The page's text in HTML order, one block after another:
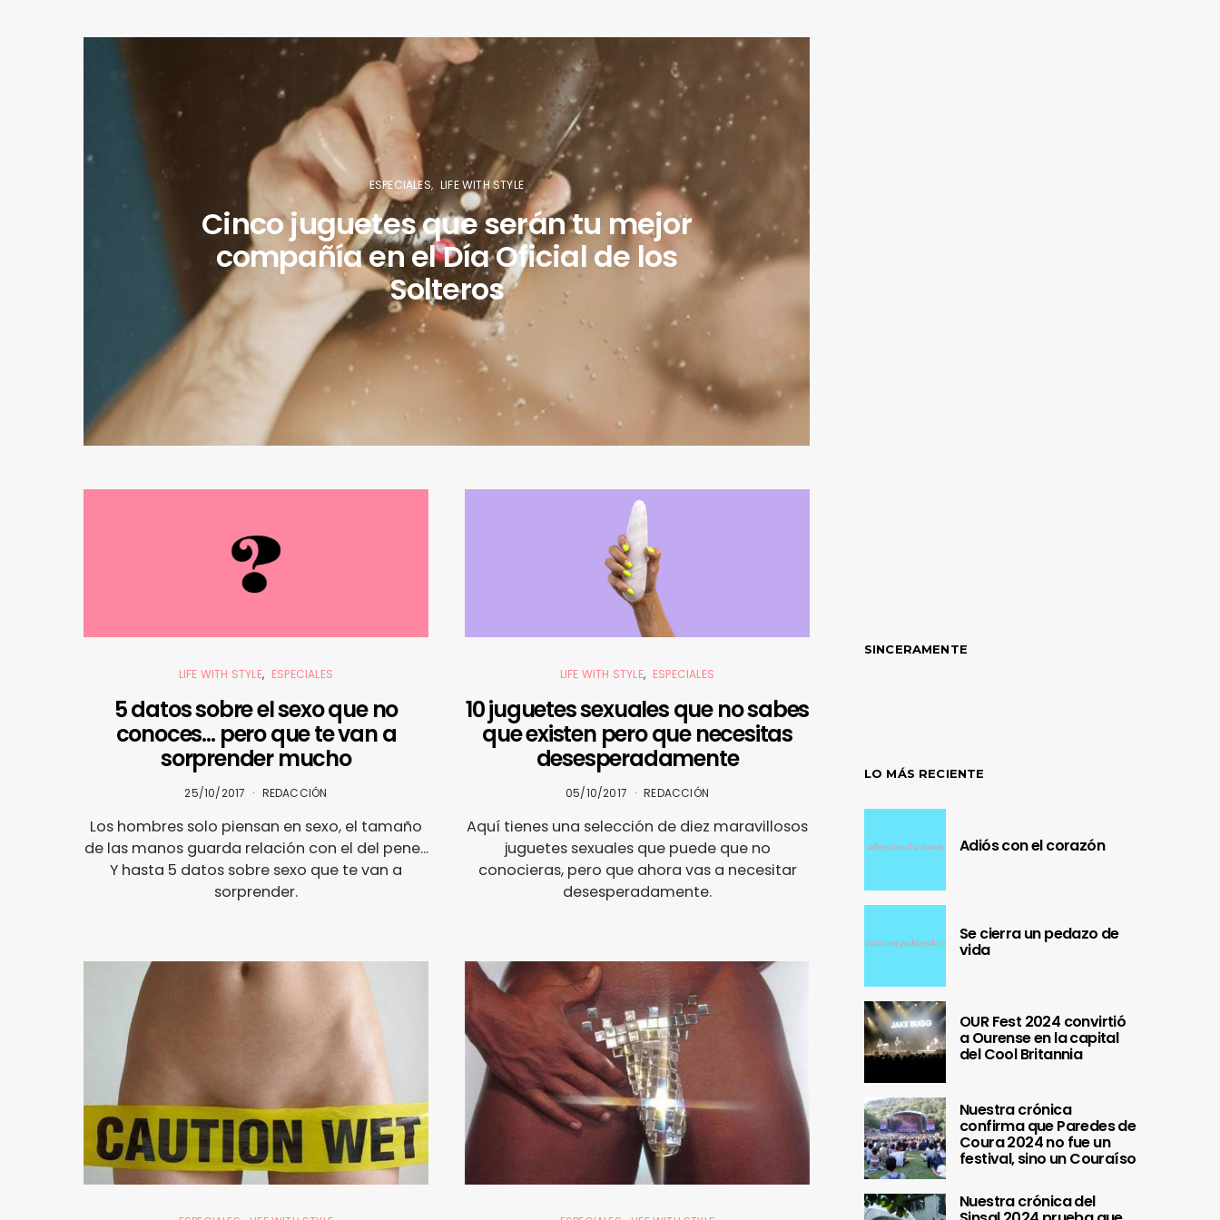
ESPECIALES LIFE WITH STYLE
Cinco juguetes que serán tu mejor
compañía en el Día Oficial de los
Solteros
LIFE WITH STYLE ESPECIALES
5 datos sobre el sexo que no
conoces… pero que te van a
sorprender mucho
25/10/2017 REDACCIÓN
Los hombres solo piensan en sexo, el tamaño
de las manos guarda relación con el del pene...
Y hasta 5 datos sobre sexo que te van a
sorprender.
LIFE WITH STYLE ESPECIALES
10 juguetes sexuales que no sabes
que existen pero que necesitas
desesperadamente
05/10/2017 REDACCIÓN
Aquí tienes una selección de diez maravillosos
juguetes sexuales que puede que no
conocieras, pero que ahora vas a necesitar
desesperadamente.
SINCERAMENTE
LO MÁS RECIENTE
Adiós con el corazón
Se cierra un pedazo de
vida
OUR Fest 2024 convirtió
a Ourense en la capital
del Cool Britannia
Nuestra crónica
confirma que Paredes de
Coura 2024 no fue un
festival, sino un Couraíso
Nuestra crónica del